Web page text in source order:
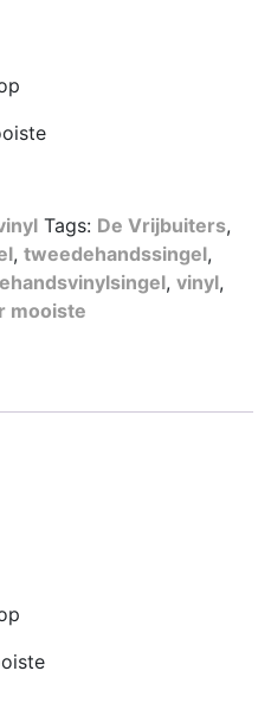
Tags: De Vrijbuiters,
, tweedehandssingel,
, vinyl,
mooiste